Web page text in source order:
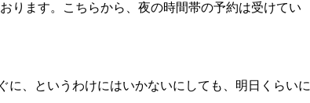
ります。こちらから、夜の時間帯の予約は受けてい
、というわけにはいかないにしても、明日くらいに